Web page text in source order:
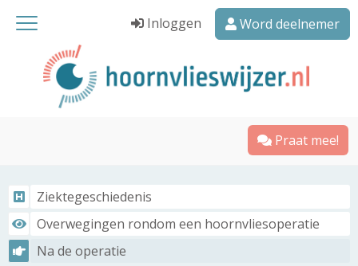
Inloggen Word deelnemer
Praat mee!
Ziektegeschiedenis
Overwegingen rondom een hoornvliesoperatie
Na de operatie